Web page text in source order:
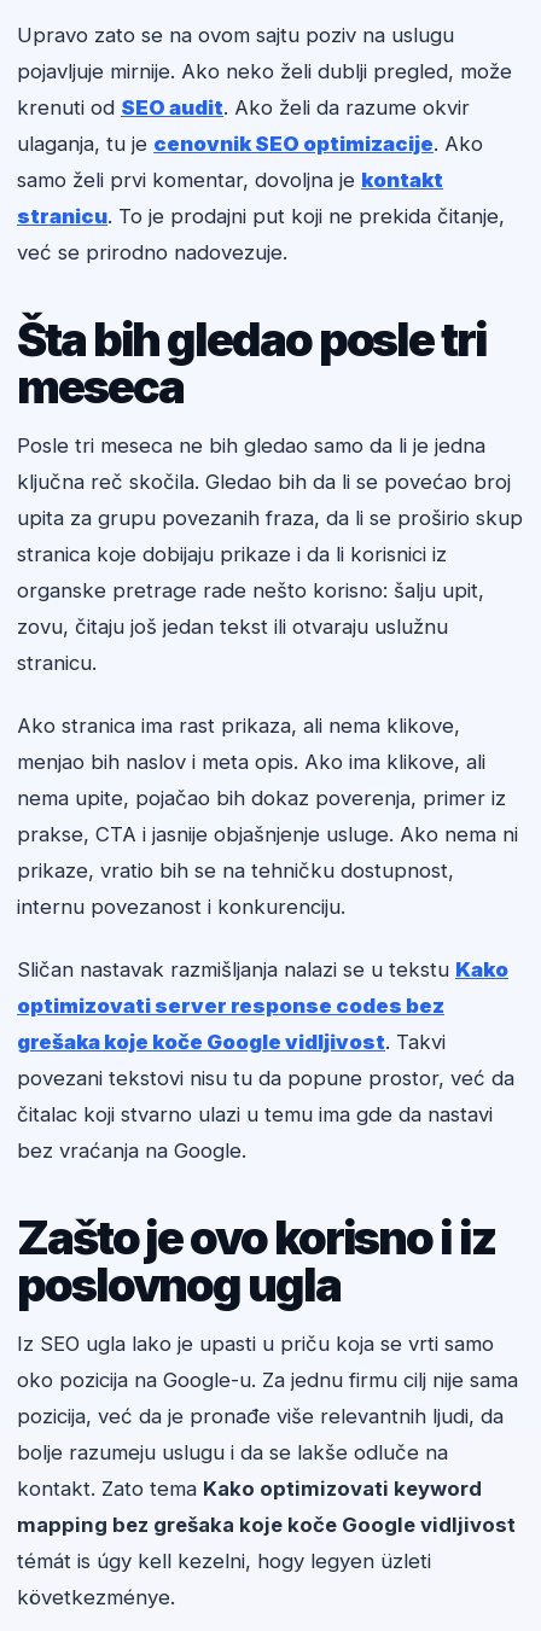
Upravo zato se na ovom sajtu poziv na uslugu
pojavljuje mirnije. Ako neko želi dublji pregled, može
krenuti od SEO audit. Ako želi da razume okvir
ulaganja, tu je cenovnik SEO optimizacije. Ako
samo želi prvi komentar, dovoljna je kontakt
stranicu. To je prodajni put koji ne prekida čitanje,
već se prirodno nadovezuje.
Šta bih gledao posle tri
meseca
Posle tri meseca ne bih gledao samo da li je jedna
ključna reč skočila. Gledao bih da li se povećao broj
upita za grupu povezanih fraza, da li se proširio skup
stranica koje dobijaju prikaze i da li korisnici iz
organske pretrage rade nešto korisno: šalju upit,
zovu, čitaju još jedan tekst ili otvaraju uslužnu
stranicu.
Ako stranica ima rast prikaza, ali nema klikove,
menjao bih naslov i meta opis. Ako ima klikove, ali
nema upite, pojačao bih dokaz poverenja, primer iz
prakse, CTA i jasnije objašnjenje usluge. Ako nema ni
prikaze, vratio bih se na tehničku dostupnost,
internu povezanost i konkurenciju.
Sličan nastavak razmišljanja nalazi se u tekstu Kako
optimizovati server response codes bez
grešaka koje koče Google vidljivost. Takvi
povezani tekstovi nisu tu da popune prostor, već da
čitalac koji stvarno ulazi u temu ima gde da nastavi
bez vraćanja na Google.
Zašto je ovo korisno i iz
poslovnog ugla
Iz SEO ugla lako je upasti u priču koja se vrti samo
oko pozicija na Google-u. Za jednu firmu cilj nije sama
pozicija, već da je pronađe više relevantnih ljudi, da
bolje razumeju uslugu i da se lakše odluče na
kontakt. Zato tema Kako optimizovati keyword
mapping bez grešaka koje koče Google vidljivost
témát is úgy kell kezelni, hogy legyen üzleti
következménye.